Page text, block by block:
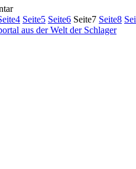
4 Seite5 Seite6 Seite7 Seite8